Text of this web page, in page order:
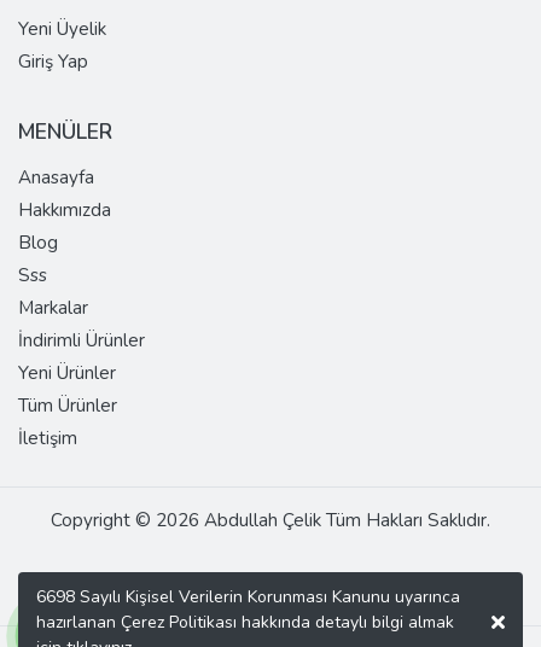
Yeni Üyelik
Giriş Yap
MENÜLER
Anasayfa
Hakkımızda
Blog
Sss
Markalar
İndirimli Ürünler
Yeni Ürünler
Tüm Ürünler
İletişim
Copyright © 2026 Abdullah Çelik Tüm Hakları Saklıdır.
6698 Sayılı Kişisel Verilerin Korunması Kanunu uyarınca
hazırlanan Çerez Politikası hakkında detaylı bilgi almak